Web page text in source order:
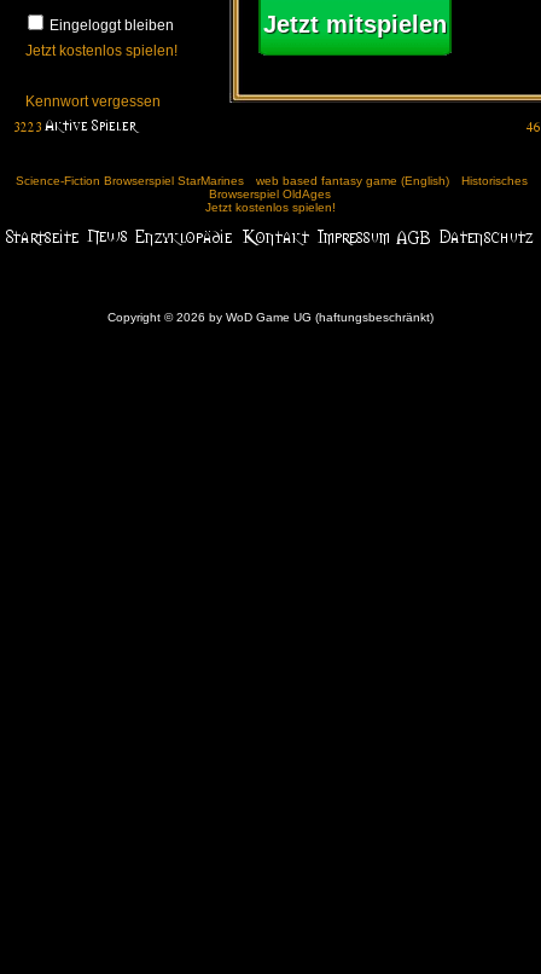
Eingeloggt bleiben
Jetzt kostenlos spielen!
Kennwort vergessen
Jetzt mitspielen
Science-Fiction Browserspiel StarMarines web based fantasy game (English)
Historisches
Browserspiel OldAges
Jetzt kostenlos spielen!
Copyright © 2026 by WoD Game UG (haftungsbeschränkt)